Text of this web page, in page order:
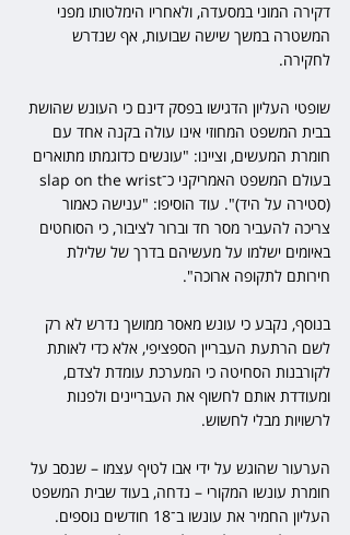
דקירה המוני במסעדה, ולאחריו הימלטותו מפני
המשטרה במשך שישה שבועות, אף שנדרש
לחקירה.
שופטי העליון הדגישו בפסק דינם כי העונש שהושת
בבית המשפט המחוזי אינו עולה בקנה אחד עם
חומרת המעשים, וציינו: "עונשים כדוגמתו מתוארים
(סטירה על היד)". עוד הוסיפו: "ענישה כאמור
צריכה להעביר מסר חד וברור לציבור, כי הסוחטים
באיומים ישלמו על מעשיהם בדרך של שלילת
חירותם לתקופה ארוכה".
בנוסף, נקבע כי עונש מאסר ממושך נדרש לא רק
לשם הרתעת העבריין הספציפי, אלא כדי לאותת
לקורבנות הסחיטה כי המערכת עומדת לצדם,
ומעודדת אותם לחשוף את העבריינים ולפנות
לרשויות מבלי לחשוש.
הערעור שהוגש על ידי אבו לטיף עצמו – שנסב על
חומרת עונשו המקורי – נדחה, בעוד שבית המשפט
העליון החמיר את עונשו ב־18 חודשים נוספים.